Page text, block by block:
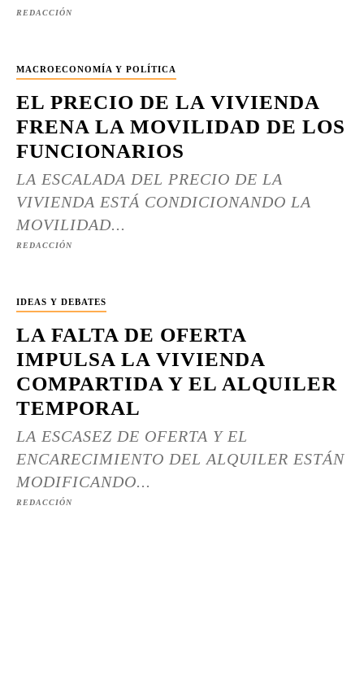
REDACCIÓN
MACROECONOMÍA Y POLÍTICA
EL PRECIO DE LA VIVIENDA
FRENA LA MOVILIDAD DE LOS
FUNCIONARIOS
LA ESCALADA DEL PRECIO DE LA
VIVIENDA ESTÁ CONDICIONANDO LA
MOVILIDAD...
REDACCIÓN
IDEAS Y DEBATES
LA FALTA DE OFERTA
IMPULSA LA VIVIENDA
COMPARTIDA Y EL ALQUILER
TEMPORAL
LA ESCASEZ DE OFERTA Y EL
ENCARECIMIENTO DEL ALQUILER ESTÁN
MODIFICANDO...
REDACCIÓN